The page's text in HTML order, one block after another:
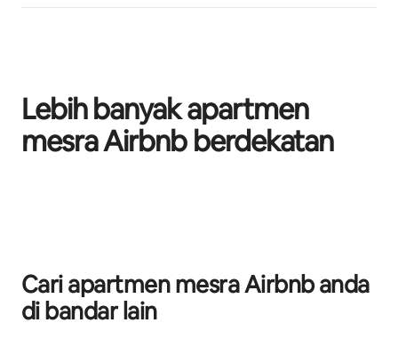
Lebih banyak apartmen
mesra Airbnb berdekatan
Cari apartmen mesra Airbnb anda
di bandar lain